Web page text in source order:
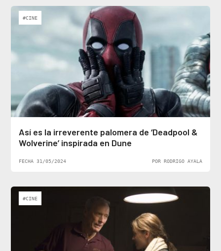
#CINE
Así es la irreverente palomera de ‘Deadpool &
Wolverine’ inspirada en Dune
FECHA 31/05/2024 POR RODRIGO AYALA
#CINE